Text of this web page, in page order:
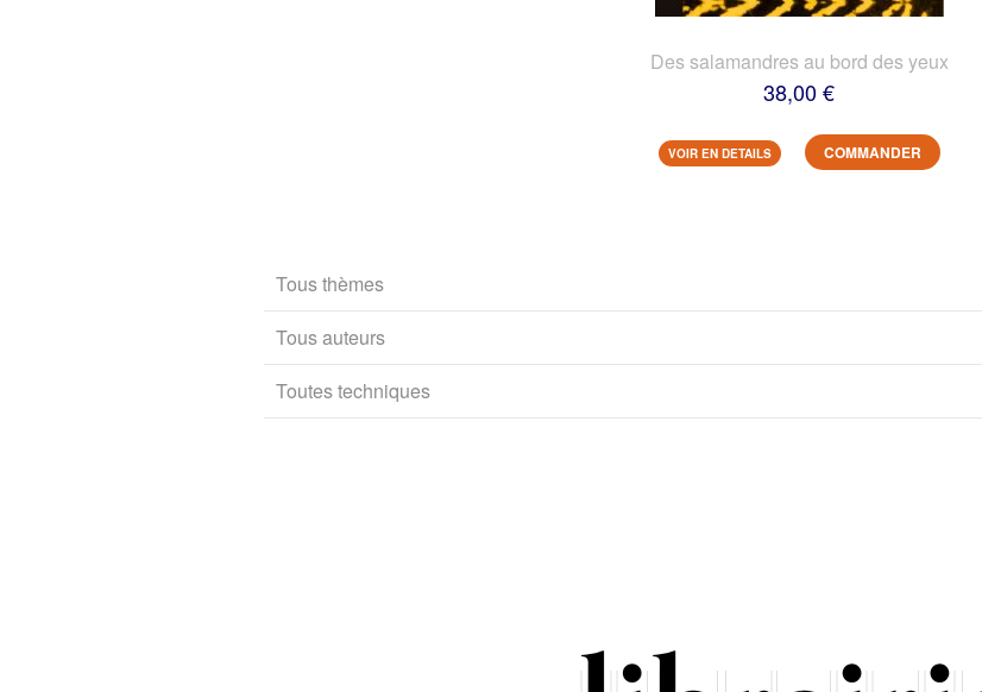
Des salamandres au bord des yeux
38,00 €
VOIR EN DETAILS COMMANDER